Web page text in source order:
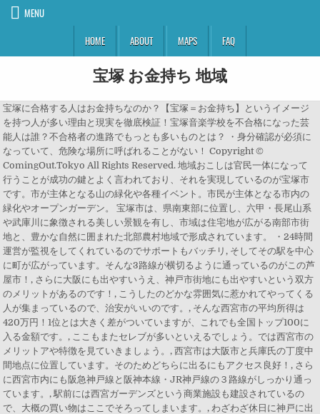
MENU
HOME
ABOUT MAPS FAQ
宝塚 お金持ち 地域
宝塚に合格する人はお金持ちなのか？【宝塚＝お金持ち】というイメージ
を持つ人が多い理由と現実を徹底検証！宝塚音楽学校を不合格になった芸
能人は誰？不合格者の進路でもっとも多いものとは？ ・身分確認が必須に
なっていて、危険な場所に呼ばれることがない！ Copyright ©
ComingOut.Tokyo All Rights Reserved. 地域おこしは官民一体になって
行うことが成功の鍵とよく言われており、それを実現しているのが宝塚市
です。市が主体となる山の緑化や各種イベント。市民が主体となる市内の
緑化やオープンガーデン。 宝塚市は、県南東部に位置し、六甲・長尾山系
や武庫川に象徴される美しい景観を有し、市域は住宅地が広がる南部市街
地と、豊かな自然に囲まれた北部農村地域で形成されています。 ・24時間
運営が監視をしてくれているのでサポートもバッチリ, そしてその駅を中心
に町が広がっています。そんな3路線が横切るように通っているのがこの芦
屋市！, さらに大阪にも出やすいうえ、神戸市街地にも出やすいという双方
のメリットがあるのです！, こうしたのどかな雰囲気に惹かれてやってくる
人が集まっているので、治安がいいのです。, そんな西宮市の平均所得は
420万円！1位とは大きく差がついていますが、これでも全国トップ100に
入る金額です。, ここもまたセレブが多いといえるでしょう。では西宮市の
メリットアや特徴を見ていきましょう。, 西宮市は大阪市と兵庫氏の丁度中
間地点に位置しています。そのためどちらに出るにもアクセス良好！, さら
に西宮市内にも阪急神戸線と阪神本線・JR神戸線の３路線がしっかり通っ
ています。, 駅前には西宮ガーデンズという商業施設も建設されているの
で、大概の買い物はここでそろってしまいます。, わざわざ休日に神戸に出